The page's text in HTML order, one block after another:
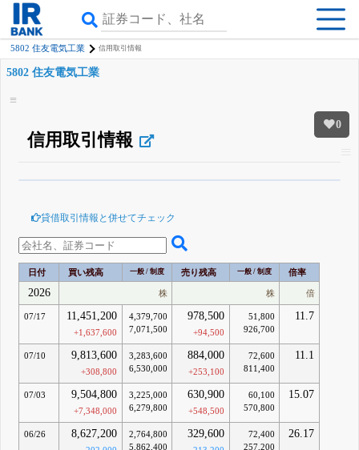
5802 住友電気工業 信用取引情報
0
5802 住友電気工業
信用取引情報
登録すると永久30%OFFと米株版の先行利用も付きます
貸借取引情報と併せてチェック
日付 買い残高 一般 / 制度 売り残高 一般 / 制度 倍率
2026 株 株 倍
07/17 11,451,200
+1,637,600
4,379,700
7,071,500
978,500
+94,500
51,800
926,700
11.7
07/10 9,813,600
+308,800
3,283,600
6,530,000
884,000
+253,100
72,600
811,400
11.1
07/03 9,504,800
+7,348,000
3,225,000
6,279,800
630,900
+548,500
60,100
570,800
15.07
06/26 8,627,200
2,764,800
5,862,400
329,600
72,400
257,200
26.17